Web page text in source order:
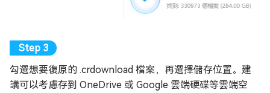
勾選想要復原的 .crdownload 檔案，再選擇儲存位置。建
議可以考慮存到 OneDrive 或 Google 雲端硬碟等雲端空